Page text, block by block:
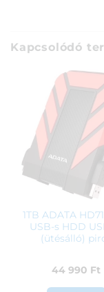
Kapcsolódó
1TB ADATA
USB-s HDD
(ütésálló)
44 990 Ft